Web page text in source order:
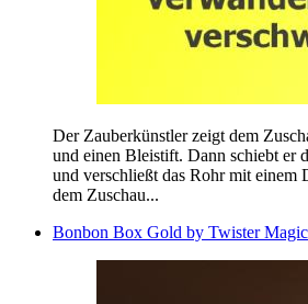
Der Zauberkünstler zeigt dem
und einen Bleistift. Dann schiebt er
und verschließt das Rohr mit einem
dem Zuschau...
Bonbon Box Gold by Twister Magic